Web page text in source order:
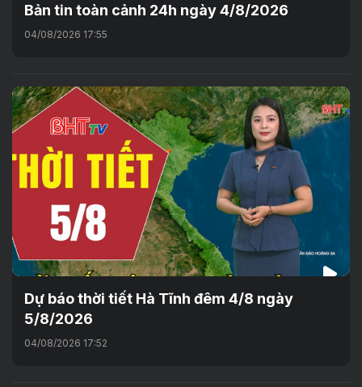
Bản tin toàn cảnh 24h ngày 4/8/2026
04/08/2026 17:55
Dự báo thời tiết Hà Tĩnh đêm 4/8 ngày
5/8/2026
04/08/2026 17:52